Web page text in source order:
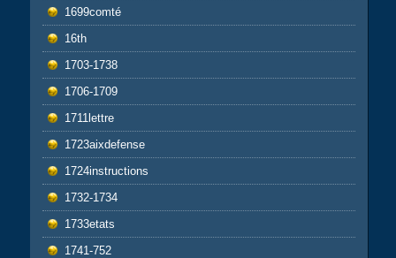
1699comté
16th
1703-1738
1706-1709
1711lettre
1723aixdefense
1724instructions
1732-1734
1733etats
1741-752